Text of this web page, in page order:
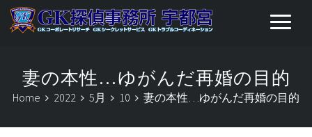
妻の本性…ゆがんだ再婚の目的
Home 2022 5月 10 妻の本性…ゆがんだ再婚の目的